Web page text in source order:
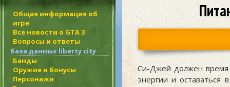
Общая информация об
игре
Все новости о GTA 3
Вопросы и ответы
база данных liberty city
Банды
Оружие и бонусы
Персонажи
Си-Джей должен время
энергии и